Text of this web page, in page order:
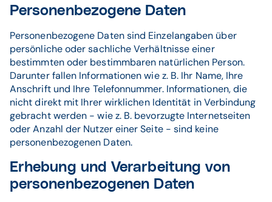
Personenbezogene Daten
Personenbezogene Daten sind Einzelangaben über
persönliche oder sachliche Verhältnisse einer
bestimmten oder bestimmbaren natürlichen Person.
Darunter fallen Informationen wie z. B. Ihr Name, Ihre
Anschrift und Ihre Telefonnummer. Informationen, die
nicht direkt mit Ihrer wirklichen Identität in Verbindung
gebracht werden - wie z. B. bevorzugte Internetseiten
oder Anzahl der Nutzer einer Seite - sind keine
personenbezogenen Daten.
Erhebung und Verarbeitung von
personenbezogenen Daten